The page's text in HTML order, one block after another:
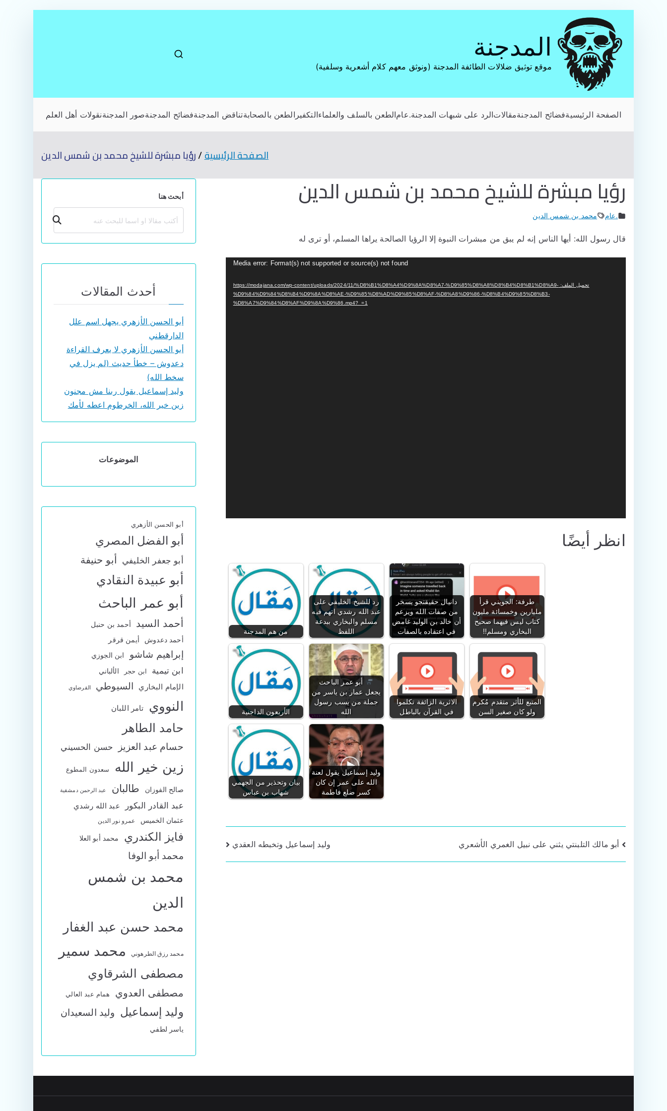
المحتوى
المدجنة
موقع توثيق ضلالات الطائفة المدجنة (ونوثق معهم كلام أشعرية وسلفية)
الصفحة الرئيسيةفضائح المدجنةمقالاتالرد على شبهات المدجنة.عامالطعن بالسلف والعلماءالتكفير الطعن بالصحابةتناقض المدجنةفضائح المدجنةصور المدجنةنقولات أهل العلم
الصفحة الرئيسية رؤيا مبشرة للشيخ محمد بن شمس الدين
رؤيا مبشرة للشيخ محمد بن شمس الدين
.عام محمد بن شمس الدين
قال رسول الله: أيها الناس إنه لم يبق من مبشرات النبوة إلا ‌الرؤيا الصالحة يراها المسلم، أو ‌ترى له
Media error: Format(s) not supported or source(s) not found
تحميل الملف: https://modajana.com/wp-content/uploads/2024/11/%D8%B1%D8%A4%D9%8A%D8%A7-%D9%85%D8%A8%D8%B4%D8%B1%D8%A9-
%D9%84%D9%84%D8%B4%D9%8A%D8%AE-%D9%85%D8%AD%D9%85%D8%AF-%D8%A8%D9%86-%D8%B4%D9%85%D8%B3-
%D8%A7%D9%84%D8%AF%D9%8A%D9%86.mp4?_=1
انظر أيضًا
من هم المدجنة
رد للشيخ الخليفي على
عبد الله رشدي اتهم فيه
مسلم والبخاري ببدعة
اللفظ
دانيال حقيقتجو يسخر
من صفات الله ويزعم
أن خالد بن الوليد غامض
في اعتقاده بالصفات
طرفة: الجويني قرأ
مليارين وخمسائة مليون
كتاب ليس فيهما صحيح
البخاري ومسلم!!
الأربعون الداجنية
أبو عمر الباحث
يجعل عمار بن ياسر من
جملة من يسب رسول
الله
الاثرية الزائفة تكلموا
في القرآن بالباطل
المتبع للأثر متقدم مُكرم
ولو كان صغير السن
بيان وتحذير من الجهمي
شهاب بن عباس
وليد إسماعيل يقول لعنة
الله على عمر إن كان
كسر ضلع فاطمة
تصفّح
المقالات
أبو مالك التلبنتي يثني على نبيل الغمري الأشعري وليد إسماعيل وتخبطه العقدي
أبحث هنا
بحث
أحدث المقالات
أبو الحسن الأزهري يجهل اسم علل
الدارقطني
أبو الحسن الأزهري لا يعرف القراءة
دعدوش – خطأ حديث (لم يزل في
سخط الله)
وليد إسماعيل يقول ربنا مش مجنون
زين خير الله، الخرطوم اعطه لأمك
الموضوعات
أبو الحسن الأزهري
أبو الفضل المصري
أبو جعفر الخليفي أبو حنيفة
أبو عبيدة النقادي
أبو عمر الباحث
أحمد السيد
أحمد بن حنبل
أحمد دعدوش
أيمن قرقر
إبراهيم شاشو ابن الجوزي
ابن تيمية ابن حجر الألباني
الإمام البخاري السيوطي القرضاوي
النووي تامر اللبان
حامد الطاهر
حسام عبد العزيز حسن الحسيني
زين خير الله سعدون المطوع
صالح الفوزان طالبان عبد الرحمن دمشقية
عبد القادر البكور عبد الله رشدي
عثمان الخميس عمرو نور الدين
فايز الكندري محمد أبو العلا
محمد أبو الوفا
محمد بن شمس
الدين
محمد حسن عبد الغفار
محمد رزق الطرهوني محمد سمير
مصطفى الشرقاوي
مصطفى العدوي همام عبد العالي
وليد إسماعيل وليد السعيدان
ياسر لطفي